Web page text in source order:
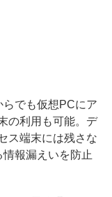
でも仮想PCにア
の利用も可能。デ
ス端末には残さな
報漏えいを防止